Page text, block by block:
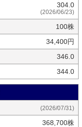
304.0
(2026/06/23)
100株
34,400円
346.0
344.0
(2026/07/31)
368,700株